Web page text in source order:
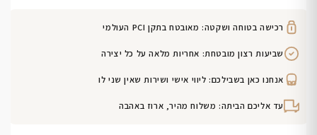
רכישה בטוחה ושקטה: מאובטח בתקן PCI העולמי
שביעות רצון מובטחת: אחריות מלאה על כל יצירה
אנחנו כאן בשבילכם: ליווי אישי ושירות שאין שני לו
עד אליכם הביתה: משלוח מהיר, ארוז באהבה